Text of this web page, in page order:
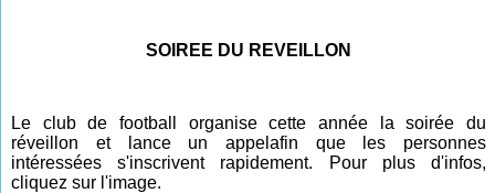
SOIREE DU REVEILLON
Le club de football organise cette année la soirée du
réveillon et lance un appel afin que les personnes
intéressées s'inscrivent rapidement. Pour plus d'infos,
cliquez sur l'image.